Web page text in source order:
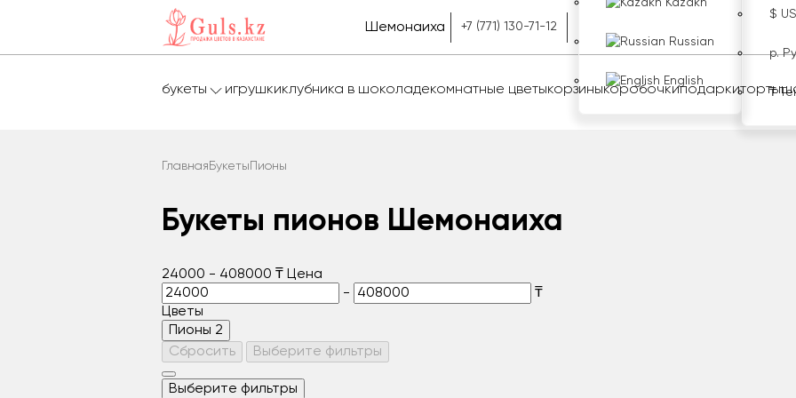
Шемонаиха +7 (771) 130-71-12
Kazakh
Russian
English
$
р.
₸
букеты игрушкиклубника в шоколадекомнатные цветыкорзиныкоробочкиподаркиторты
Главная Букеты Пионы
Букеты пионов Шемонаиха
24000 - 408000 ₸ Цена
-
₸
Цветы
Пионы 2
Сбросить
Выберите фильтры
Выберите фильтры